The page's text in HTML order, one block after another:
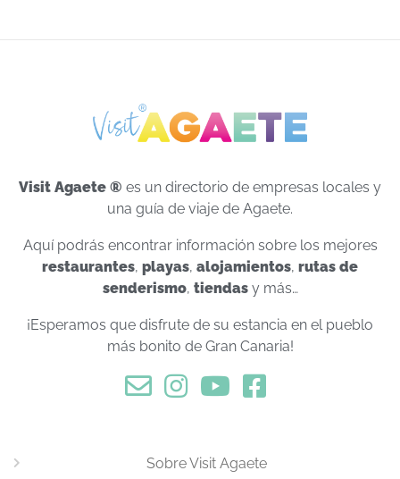
Visit Agaete ® es un directorio de empresas locales y
una guía de viaje de Agaete.
Aquí podrás encontrar información sobre los mejores
restaurantes, playas, alojamientos, rutas de
senderismo, tiendasy más…
¡Esperamos que disfrute de su estancia en el pueblo
más bonito de Gran Canaria!
Sobre Visit Agaete